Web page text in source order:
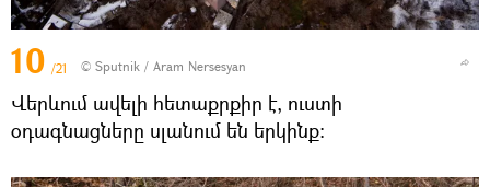
10 /21 © Sputnik / Aram Nersesyan
Վերևում ավելի հետաքրքիր է, ուստի
օդագնացները սլանում են երկինք։